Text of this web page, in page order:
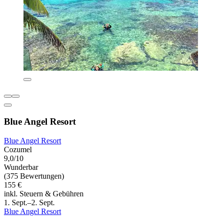
Blue Angel Resort
Blue Angel Resort
Cozumel
9,0/10
Wunderbar
(375 Bewertungen)
155 €
inkl. Steuern & Gebühren
1. Sept.–2. Sept.
Blue Angel Resort